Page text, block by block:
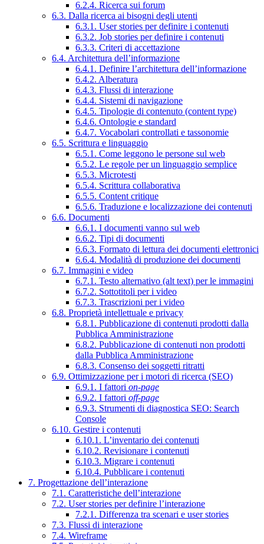
6.2.4. Ricerca sui forum
6.3. Dalla ricerca ai bisogni degli utenti
6.3.1. User stories per definire i contenuti
6.3.2. Job stories per definire i contenuti
6.3.3. Criteri di accettazione
6.4. Architettura dell’informazione
6.4.1. Definire l’architettura dell’informazione
6.4.2. Alberatura
6.4.3. Flussi di interazione
6.4.4. Sistemi di navigazione
6.4.5. Tipologie di contenuto (content type)
6.4.6. Ontologie e standard
6.4.7. Vocabolari controllati e tassonomie
6.5. Scrittura e linguaggio
6.5.1. Come leggono le persone sul web
6.5.2. Le regole per un linguaggio semplice
6.5.3. Microtesti
6.5.4. Scrittura collaborativa
6.5.5. Content critique
6.5.6. Traduzione e localizzazione dei contenuti
6.6. Documenti
6.6.1. I documenti vanno sul web
6.6.2. Tipi di documenti
6.6.3. Formato di lettura dei documenti elettronici
6.6.4. Modalità di produzione dei documenti
6.7. Immagini e video
6.7.1. Testo alternativo (alt text) per le immagini
6.7.2. Sottotitoli per i video
6.7.3. Trascrizioni per i video
6.8. Proprietà intellettuale e privacy
6.8.1. Pubblicazione di contenuti prodotti dalla
Pubblica Amministrazione
6.8.2. Pubblicazione di contenuti non prodotti
dalla Pubblica Amministrazione
6.8.3. Consenso dei soggetti ritratti
6.9. Ottimizzazione per i motori di ricerca (SEO)
6.9.1. I fattori on-page
6.9.2. I fattori off-page
6.9.3. Strumenti di diagnostica SEO: Search
Console
6.10. Gestire i contenuti
6.10.1. L’inventario dei contenuti
6.10.2. Revisionare i contenuti
6.10.3. Migrare i contenuti
6.10.4. Pubblicare i contenuti
7. Progettazione dell’interazione
7.1. Caratteristiche dell’interazione
7.2. User stories per definire l’interazione
7.2.1. Differenza tra scenari e user stories
7.3. Flussi di interazione
7.4. Wireframe